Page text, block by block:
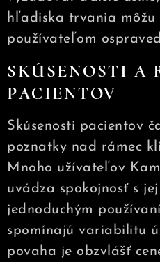
hľadiska trvania môžu
používateľom
SKÚSENOSTI A
PACIENTOV
Skúsenosti pacientov
poznatky nad rámec
Mnoho užívateľov
uvádza spokojnosť s
jednoduchým
spomínajú variabilitu
povaha je obzvlášť